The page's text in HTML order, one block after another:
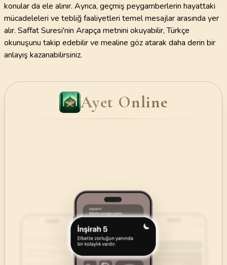
konular da ele alınır. Ayrıca, geçmiş peygamberlerin hayattaki
mücadeleleri ve tebliğ faaliyetleri temel mesajlar arasında yer
alır. Saffat Suresi'nin Arapça metnini okuyabilir, Türkçe
okunuşunu takip edebilir ve mealine göz atarak daha derin bir
anlayış kazanabilirsiniz.
Ayet Online